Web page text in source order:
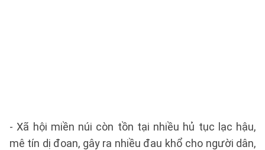
- Xã hội miền núi còn tồn tại nhiều hủ tục lạc hậu,
mê tín dị đoan, gây ra nhiều đau khổ cho người dân,